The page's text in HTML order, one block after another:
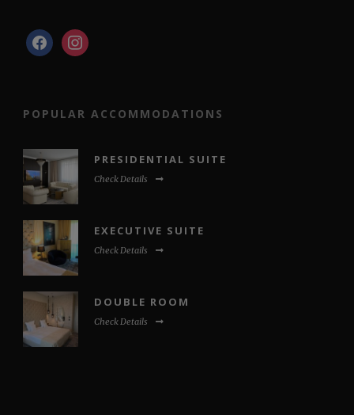
facebookinstagram
POPULAR ACCOMMODATIONS
PRESIDENTIAL SUITE
Check Details
EXECUTIVE SUITE
Check Details
DOUBLE ROOM
Check Details